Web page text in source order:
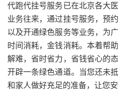
代跑代挂号服务已在北京各大
业务往来，通过挂号服务，预
以及开通绿色服务等业务，为
时间消耗，金钱消耗。本着帮
解难，省时省力，省钱省心的
开辟一条绿色通道。当您还未
和家人做好充足的准备，让您安